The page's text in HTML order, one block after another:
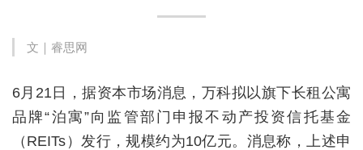
文｜ 睿思网
6月21日，据资本市场消息，万科拟以旗下长租公寓
品牌“泊寓”向监管部门申报不动产投资信托基金
（REITs）发行，规模约为10亿元。消息称，上述申